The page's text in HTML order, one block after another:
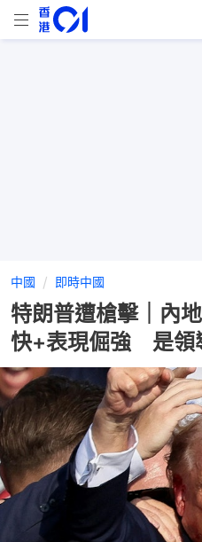
中國 即時中國
特朗普遭槍擊｜內
快+表現倔強 是領